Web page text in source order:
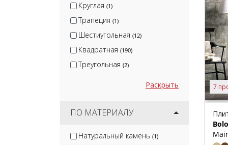
Круглая (1)
Трапеция (1)
Шестиугольная (12)
Квадратная (190)
Треугольная (2)
Раскрыть
ПО МАТЕРИАЛУ
Натуральный камень (1)
7